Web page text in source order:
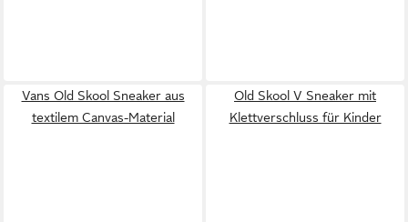
Vans Old Skool Sneaker aus
textilem Canvas-Material
Old Skool V Sneaker mit
Klettverschluss für Kinder